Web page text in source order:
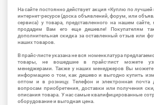
На сайте постоянно действует акция «Куплю по лучшей
интернет-ресурсе (доска объявлений, форум, или
сервиса) у товара, представленного на нашем
продадим Вам его еще дешевле! Покупателям
дополнительная скидка за оставленный отзыв или
наших товаров.
В прайс-листе указана не вся номенклатура
товары, не вошедшие в прайс-лист можете
менеджерами. Также у наших менеджеров Вы
информацию о том, как дешево и выгодно купить
оптом и в розницу. Телефон и электронная почта
вопросам приобретения, доставки или получения
описания товара. У нас самые квалифицированные
оборудование и выгодная цена.